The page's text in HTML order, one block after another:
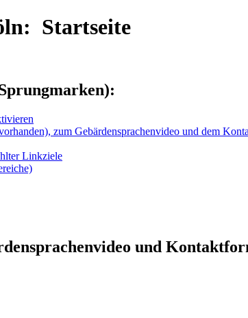
Startseite
zum Gebärdensprachenvideo und dem
Linkziele
und